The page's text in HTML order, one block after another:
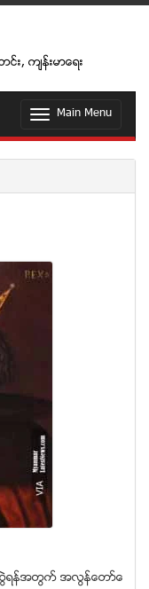
င္း, က်န္းမာေရး
T
g
e
Main Menu
န္အတြက္ အလြန္ေတာ္ေ